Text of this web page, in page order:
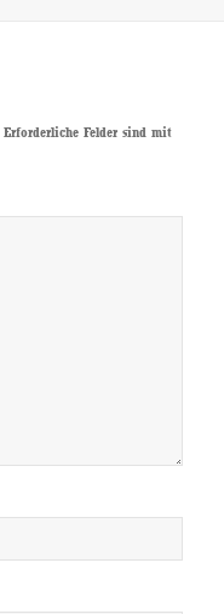
Erforderliche Felder sind mit